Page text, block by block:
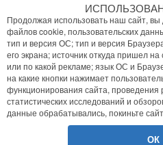
Присоединиться:
Политика
Продолжая использовать наш сайт, вы
файлов cookie, пользовательских
тип и версия ОС; тип и версия
его экрана; источник откуда пришел на
или по какой рекламе; язык ОС и
на какие кнопки нажимает
функционирования сайта, проведения
статистических исследований и
данные обрабатывались, покиньте
ОК